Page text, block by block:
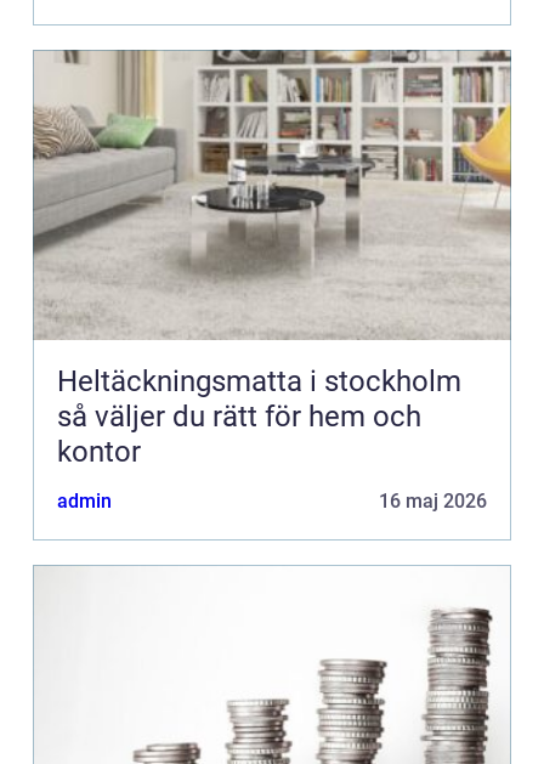
Heltäckningsmatta i stockholm
så väljer du rätt för hem och
kontor
admin 16 maj 2026